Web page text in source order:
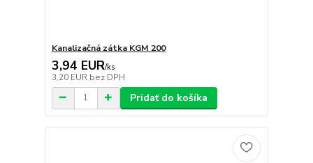
Kanalizačná zátka KGM 200
3,94 EUR/ks
3,20 EUR bez DPH
Pridať do košíka